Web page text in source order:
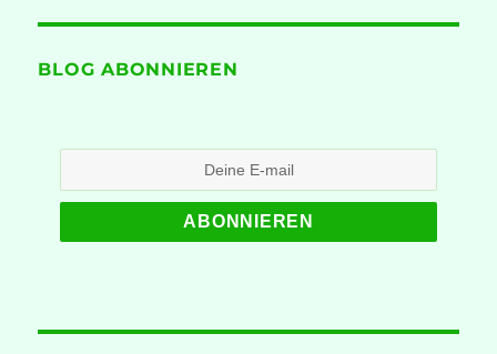
unsere
BLOG ABONNIEREN